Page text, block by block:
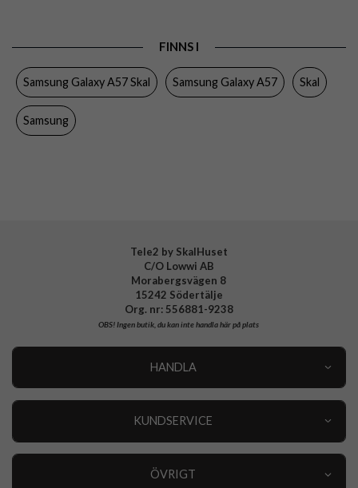
Färg Grå
Material
Varumärke
FINNS I
Samsung Galaxy A57 Skal Samsung Galaxy A57 Skal
Samsung
Tele2 by SkalHuset
C/O Lowwi AB
Morabergsvägen 8
15242 Södertälje
Org. nr: 556881-9238
OBS!Ingen butik, du kan inte handla här på plats
HANDLA
KUNDSERVICE
ÖVRIGT